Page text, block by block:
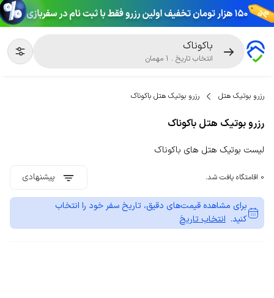
باکوناک
انتخاب تاریخ .
1 مهمان
رزرو بوتیک هتل رزرو بوتیک هتل باکوناک
رزرو بوتیک هتل باکوناک
لیست بوتیک هتل های باکوناک
0 اقامتگاه یافت شد. پیشنهادی
برای مشاهده قیمت‌های دقیق، تاریخ سفر خود را انتخاب
کنید. انتخاب تاریخ